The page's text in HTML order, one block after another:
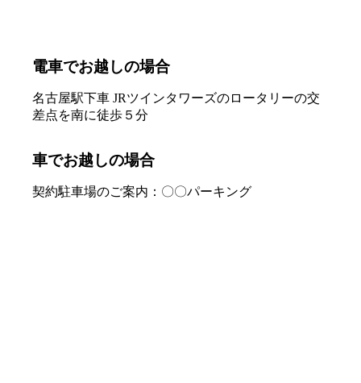
電車でお越しの場合
名古屋駅下車 JRツインタワーズのロータリーの交
差点を南に徒歩５分
車でお越しの場合
契約駐車場のご案内：〇〇パーキング